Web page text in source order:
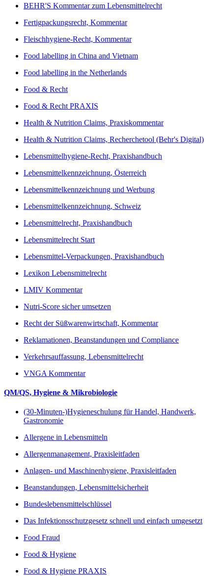
BEHR'S Kommentar zum Lebensmittelrecht
Fertigpackungsrecht, Kommentar
Fleischhygiene-Recht, Kommentar
Food labelling in China and Vietnam
Food labelling in the Netherlands
Food & Recht
Food & Recht PRAXIS
Health & Nutrition Claims, Praxiskommentar
Health & Nutrition Claims, Recherchetool (Behr's Digital)
Lebensmittelhygiene-Recht, Praxishandbuch
Lebensmittelkennzeichnung, Österreich
Lebensmittelkennzeichnung und Werbung
Lebensmittelkennzeichnung, Schweiz
Lebensmittelrecht, Praxishandbuch
Lebensmittelrecht Start
Lebensmittel-Verpackungen, Praxishandbuch
Lexikon Lebensmittelrecht
LMIV Kommentar
Nutri-Score sicher umsetzen
Recht der Süßwarenwirtschaft, Kommentar
Reklamationen, Beanstandungen und Compliance
Verkehrsauffassung, Lebensmittelrecht
VNGA Kommentar
QM/QS, Hygiene & Mikrobiologie
(30-Minuten-)Hygieneschulung für Handel, Handwerk,
Gastronomie
Allergene in Lebensmitteln
Allergenmanagement, Praxisleitfaden
Anlagen- und Maschinenhygiene, Praxisleitfaden
Beanstandungen, Lebensmittelsicherheit
Bundeslebensmittelschlüssel
Das Infektionsschutzgesetz schnell und einfach umgesetzt
Food Fraud
Food & Hygiene
Food & Hygiene PRAXIS